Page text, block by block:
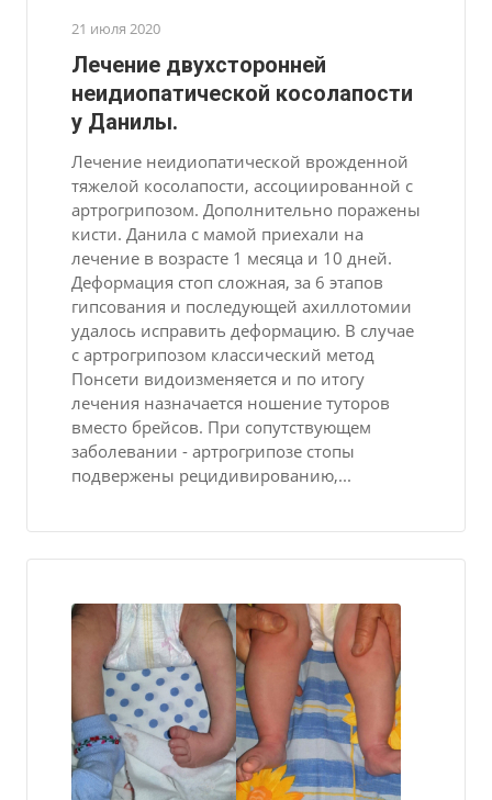
21 июля 2020
Лечение двухсторонней
неидиопатической косолапости
у Данилы.
Лечение неидиопатической врожденной
тяжелой косолапости, ассоциированной с
артрогрипозом. Дополнительно поражены
кисти. Данила с мамой приехали на
лечение в возрасте 1 месяца и 10 дней.
Деформация стоп сложная, за 6 этапов
гипсования и последующей ахиллотомии
удалось исправить деформацию. В случае
с артрогрипозом классический метод
Понсети видоизменяется и по итогу
лечения назначается ношение туторов
вместо брейсов. При сопутствующем
заболевании - артрогрипозе стопы
подвержены рецидивированию,...